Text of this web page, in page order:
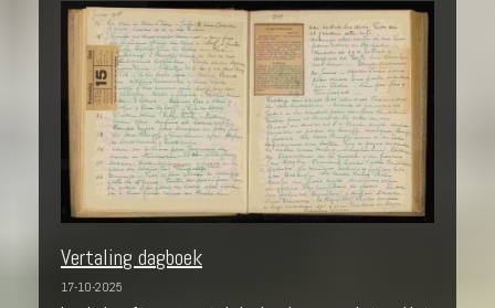
Vertaling dagboek
17-10-2025